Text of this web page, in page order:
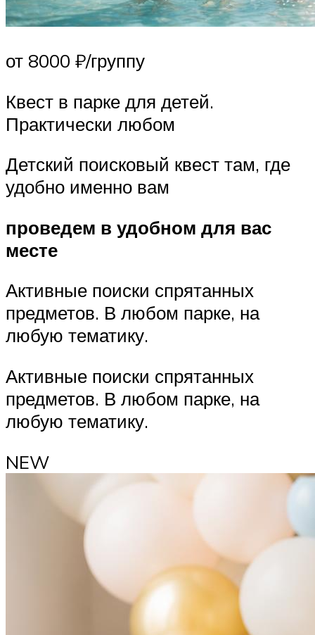
от 8000 ₽/группу
Квест в парке для детей.
Практически любом
Детский поисковый квест там, где
удобно именно вам
проведем в удобном для вас
месте
Активные поиски спрятанных
предметов. В любом парке, на
любую тематику.
Активные поиски спрятанных
предметов. В любом парке, на
любую тематику.
NEW